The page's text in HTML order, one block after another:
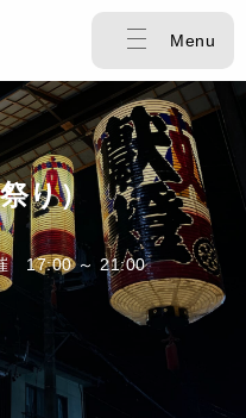
Menu
り）
17:00 ～ 21:00